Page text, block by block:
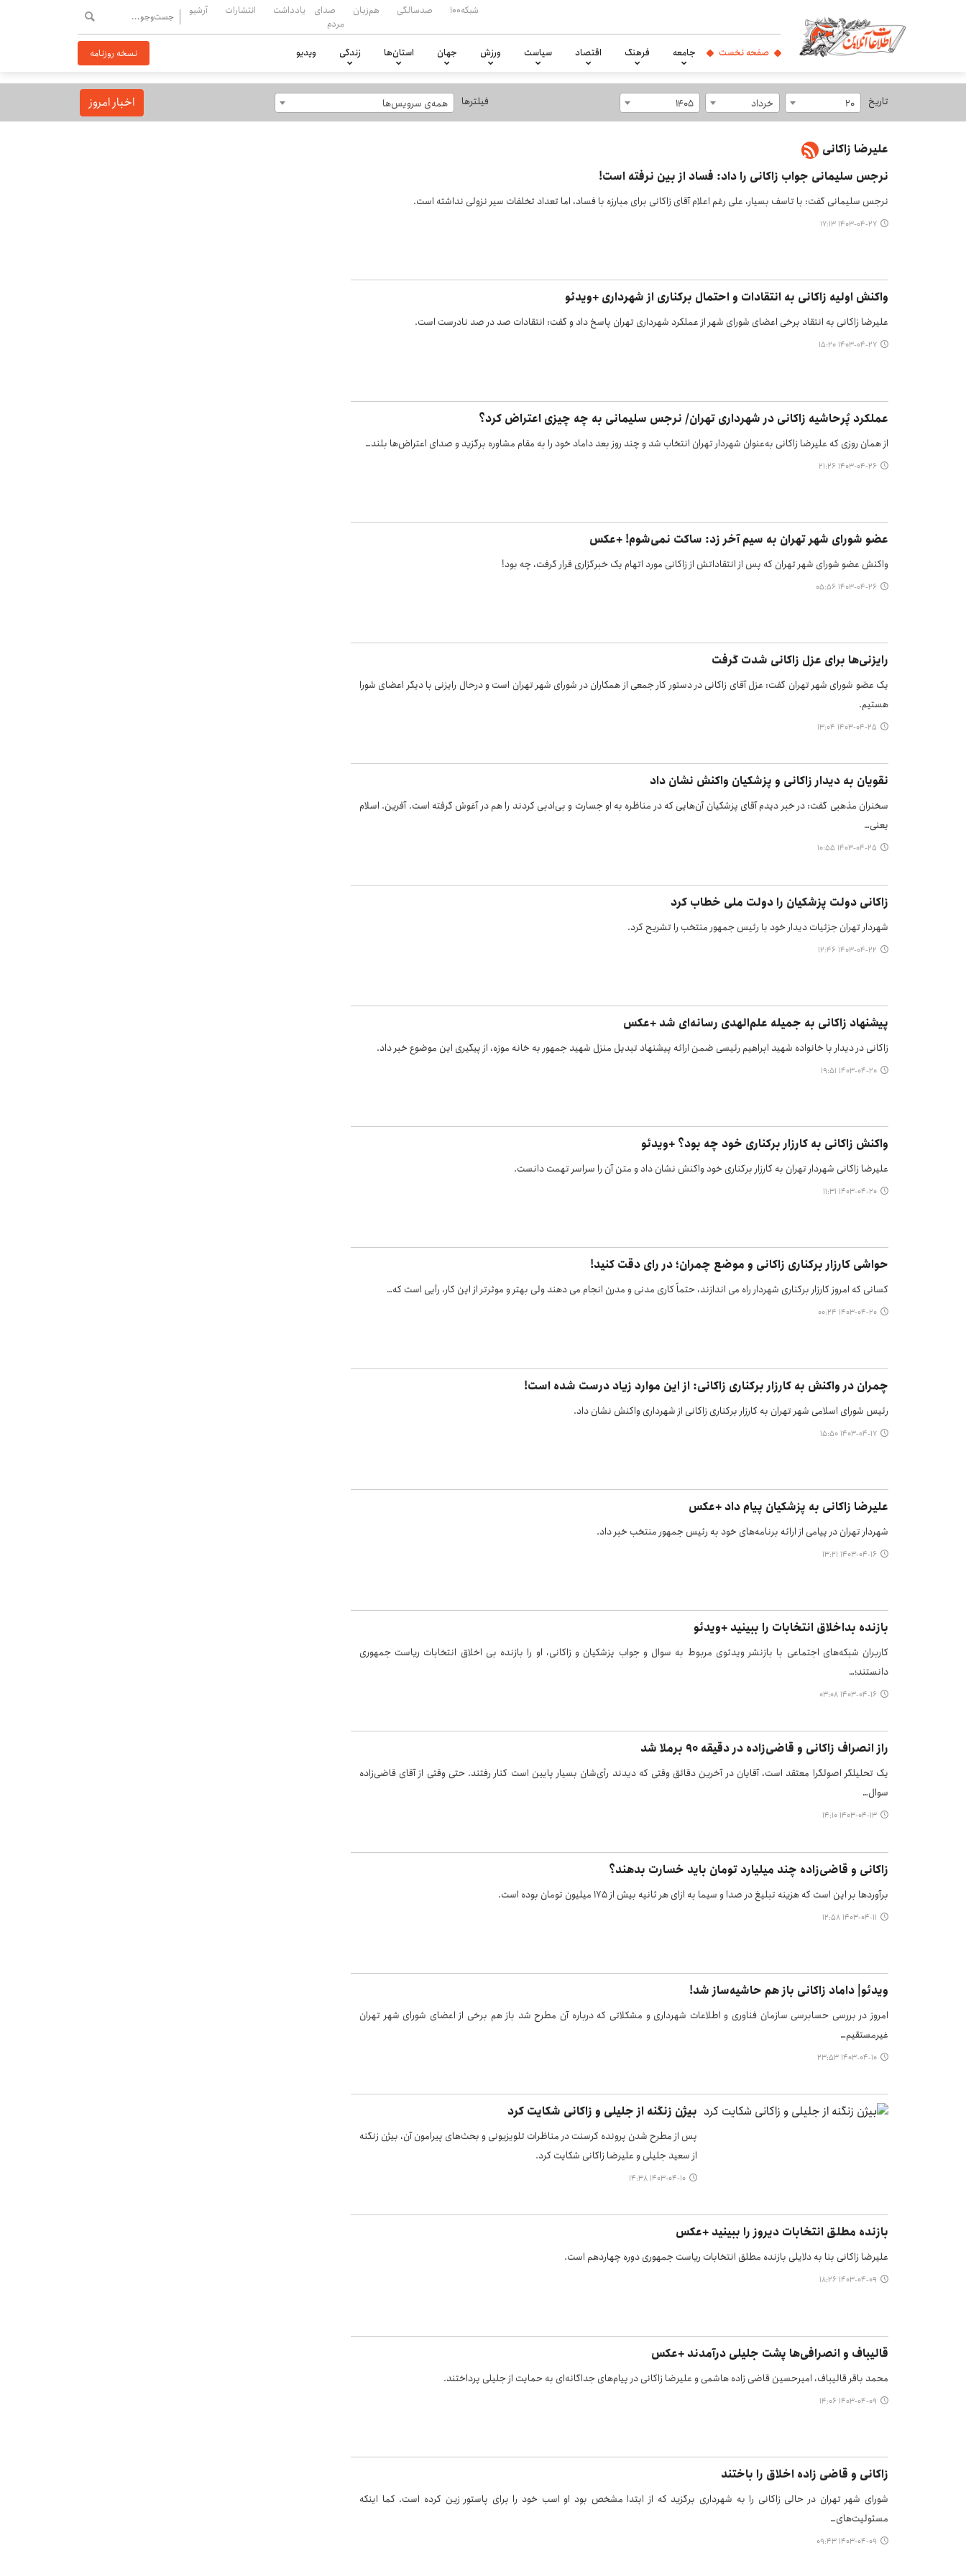
شبکه۱۰۰ صدسالگی هم‌زبان
صدای
مردم
یادداشت انتشارات آرشیو
صفحه نخست جامعه فرهنگ اقتصاد سیاست ورزش جهان استان‌ها زندگی ویدیو نسخه روزنامه
تاریخ 20 خرداد 1405 فیلترها همه‌ی سرویس‌ها اخبار امروز
علیرضا زاکانی
نرجس سلیمانی جواب زاکانی را داد: فساد از بین نرفته است!
نرجس سلیمانی گفت: با تاسف بسیار، علی رغم اعلام آقای زاکانی برای مبارزه با فساد، اما تعداد تخلفات سیر نزولی نداشته است.
۱۴۰۳-۰۴-۲۷ ۱۷:۱۳
واکنش اولیه زاکانی به انتقادات و احتمال برکناری از شهرداری +ویدئو
علیرضا زاکانی به انتقاد برخی اعضای شورای شهر از عملکرد شهرداری تهران پاسخ داد و گفت: انتقادات صد در صد نادرست است.
۱۴۰۳-۰۴-۲۷ ۱۵:۲۰
عملکرد پُرحاشیه زاکانی در شهرداری تهران/ نرجس سلیمانی به چه چیزی اعتراض کرد؟
از همان روزی که علیرضا زاکانی به‌عنوان شهردار تهران انتخاب شد و چند روز بعد داماد خود را به مقام مشاوره برگزید و صدای اعتراض‌ها بلند…
۱۴۰۳-۰۴-۲۶ ۲۱:۲۶
عضو شورای شهر تهران به سیم آخر زد: ساکت نمی‌شوم! +عکس
واکنش عضو شورای شهر تهران که پس از انتقاداتش از زاکانی مورد اتهام یک خبرگزاری قرار گرفت، چه بود!
۱۴۰۳-۰۴-۲۶ ۰۵:۵۶
رایزنی‌ها برای عزل زاکانی شدت گرفت
یک عضو شورای شهر تهران گفت: عزل آقای زاکانی در دستور کار جمعی از همکاران در شورای شهر تهران است و درحال رایزنی با دیگر اعضای شورا
هستیم.
۱۴۰۳-۰۴-۲۵ ۱۳:۰۴
نقویان به دیدار زاکانی و پزشکیان واکنش نشان داد
سخنران مذهبی گفت: در خبر دیدم آقای پزشکیان آن‌هایی که در مناظره به او جسارت و بی‌ادبی کردند را هم در آغوش گرفته است. آفرین. اسلام
یعنی…
۱۴۰۳-۰۴-۲۵ ۱۰:۵۵
زاکانی دولت پزشکیان را دولت ملی خطاب کرد
شهردار تهران جزئیات دیدار خود با رئیس جمهور منتخب را تشریح کرد.
۱۴۰۳-۰۴-۲۲ ۱۲:۴۶
پیشنهاد زاکانی به جمیله علم‌الهدی رسانه‌ای شد +عکس
زاکانی در دیدار با خانواده شهید ابراهیم رئیسی ضمن ارائه پیشنهاد تبدیل منزل شهید جمهور به خانه موزه، از پیگیری این موضوع خبر داد.
۱۴۰۳-۰۴-۲۰ ۱۹:۵۱
واکنش زاکانی به کارزار برکناری خود چه بود؟ +ویدئو
علیرضا زاکانی شهردار تهران به کارزار برکناری خود واکنش نشان داد و متن آن را سراسر تهمت دانست.
۱۴۰۳-۰۴-۲۰ ۱۱:۳۱
حواشی کارزار برکناری زاکانی و موضع چمران؛ در رای دقت کنید!
کسانی که امروز کارزار برکناری شهردار راه می اندازند، حتماً کاری مدنی و مدرن انجام می دهند ولی بهتر و موثرتر از این کار، رأیی است که…
۱۴۰۳-۰۴-۲۰ ۰۰:۲۴
چمران در واکنش به کارزار برکناری زاکانی: از این موارد زیاد درست شده است!
رئیس شورای اسلامی شهر تهران به کارزار برکناری زاکانی از شهرداری واکنش نشان داد.
۱۴۰۳-۰۴-۱۷ ۱۵:۵۰
علیرضا زاکانی به پزشکیان پیام داد +عکس
شهردار تهران در پیامی از ارائه برنامه‌های خود به رئیس جمهور منتخب خبر داد.
۱۴۰۳-۰۴-۱۶ ۱۳:۲۱
بازنده بداخلاق انتخابات را ببینید +ویدئو
کاربران شبکه‌های اجتماعی با بازنشر ویدئوی مربوط به سوال و جواب پزشکیان و زاکانی، او را بازنده بی اخلاق انتخابات ریاست جمهوری
دانستند؛…
۱۴۰۳-۰۴-۱۶ ۰۳:۰۸
راز انصراف زاکانی و قاضی‌زاده در دقیقه ۹۰ برملا شد
یک تحلیلگر اصولگرا معتقد است، آقایان در آخرین دقائق وقتی که دیدند رأی‌شان بسیار پایین است کنار رفتند. حتی وقتی از آقای قاضی‌زاده
سوال…
۱۴۰۳-۰۴-۱۳ ۱۴:۱۰
زاکانی و قاضی‌زاده چند میلیارد تومان باید خسارت بدهند؟
برآورد‌ها بر این است که هزینه تبلیغ در صدا و سیما به ازای هر ثانیه بیش از ۱۷۵ میلیون تومان بوده است.
۱۴۰۳-۰۴-۱۱ ۱۲:۵۸
ویدئو| داماد زاکانی باز هم حاشیه‌ساز شد!
امروز در بررسی حسابرسی سازمان فناوری و اطلاعات شهرداری و مشکلاتی که درباره آن مطرح شد باز هم برخی از اعضای شورای شهر تهران
غیرمستقیم…
۱۴۰۳-۰۴-۱۰ ۲۳:۵۳
بیژن زنگنه از جلیلی و زاکانی شکایت کرد
پس از مطرح شدن پرونده کرسنت در مناظرات تلویزیونی و بحث‌های پیرامون آن، بیژن زنگنه
از سعید جلیلی و علیرضا زاکانی شکایت کرد.
۱۴۰۳-۰۴-۱۰ ۱۴:۳۸
بازنده مطلق انتخابات دیروز را ببینید +عکس
علیرضا زاکانی بنا به دلایلی بازنده مطلق انتخابات ریاست جمهوری دوره چهاردهم است.
۱۴۰۳-۰۴-۰۹ ۱۸:۲۶
قالیباف و انصرافی‌ها پشت جلیلی درآمدند +عکس
محمد باقر قالیباف، امیرحسین قاضی زاده هاشمی و علیرضا زاکانی در پیام‌های جداگانه‌ای به حمایت از جلیلی پرداختند.
۱۴۰۳-۰۴-۰۹ ۱۴:۰۶
زاکانی و قاضی زاده اخلاق را باختند
شورای شهر تهران در حالی زاکانی را به شهرداری برگزید که از ابتدا مشخص بود او اسب خود را برای پاستور زین کرده است. کما اینکه
مسئولیت‌های…
۱۴۰۳-۰۴-۰۹ ۰۹:۴۳